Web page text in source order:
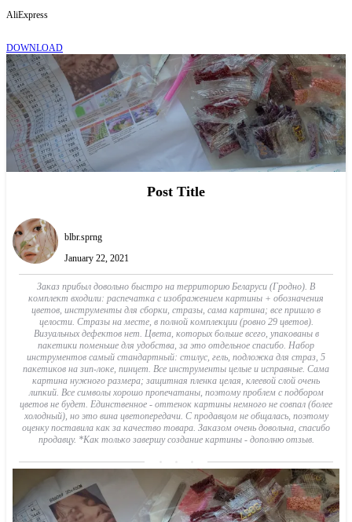
AliExpress
DOWNLOAD
Post Title
blbr.sprng
January 22, 2021
Заказ прибыл довольно быстро на территорию Беларуси (Гродно). В
комплект входили: распечатка с изображением картины + обозначения
цветов, инструменты для сборки, стразы, сама картина; все пришло в
целости. Стразы на месте, в полной комплекции (ровно 29 цветов).
Визуальных дефектов нет. Цвета, которых больше всего, упакованы в
пакетики поменьше для удобства, за это отдельное спасибо. Набор
инструментов самый стандартный: стилус, гель, подложка для страз, 5
пакетиков на зип-локе, пинцет. Все инструменты целые и исправные. Сама
картина нужного размера; защитная пленка целая, клеевой слой очень
липкий. Все символы хорошо пропечатаны, поэтому проблем с подбором
цветов не будет. Единственное - оттенок картины немного не совпал (более
холодный), но это вина цветопередачи. С продавцом не общалась, поэтому
оценку поставила как за качество товара. Заказом очень довольна, спасибо
продавцу. *Как только завершу создание картины - дополню отзыв.